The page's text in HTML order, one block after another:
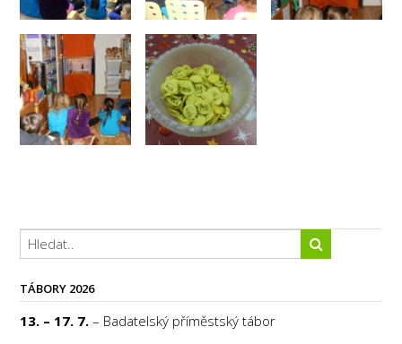
TÁBORY 2026
13. – 17. 7. – Badatelský příměstský tábor